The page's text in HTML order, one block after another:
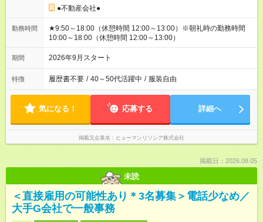
●不動産会社●
勤務時間
★9:50～18:00（休憩時間 12:00～13:00）※朝礼時の勤務時間
10:00～18:00（休憩時間 12:00～13:00）
期間 2026年9月スタート
特徴 履歴書不要 / 40～50代活躍中 / 服装自由
気になる！ 応募する 詳細へ
掲載元企業名 ヒューマンリソシア株式会社
掲載日：2026.08.05
未読
＜直接雇用の可能性あり＊3名募集＞電話少なめ／
大手G会社で一般事務